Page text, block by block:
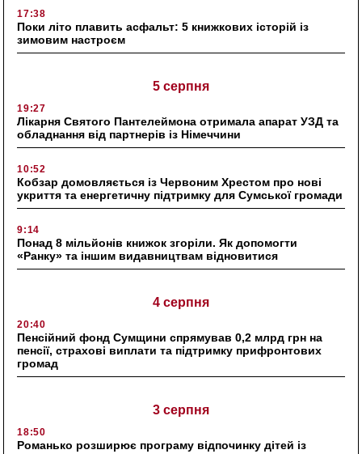
17:38
Поки літо плавить асфальт: 5 книжкових історій із
зимовим настроєм
5 серпня
19:27
Лікарня Святого Пантелеймона отримала апарат УЗД та
обладнання від партнерів із Німеччини
10:52
Кобзар домовляється із Червоним Хрестом про нові
укриття та енергетичну підтримку для Сумської громади
9:14
Понад 8 мільйонів книжок згоріли. Як допомогти
«Ранку» та іншим видавництвам відновитися
4 серпня
20:40
Пенсійний фонд Сумщини спрямував 0,2 млрд грн на
пенсії, страхові виплати та підтримку прифронтових
громад
3 серпня
18:50
Романько розширює програму відпочинку дітей із